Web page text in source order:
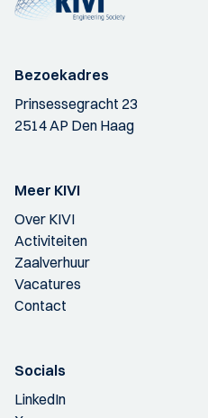
Bezoekadres
Prinsessegracht 23
2514 AP Den Haag
Meer KIVI
Over KIVI
Activiteiten
Zaalverhuur
Vacatures
Contact
Socials
LinkedIn